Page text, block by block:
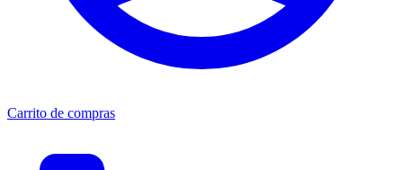
Carrito de compras